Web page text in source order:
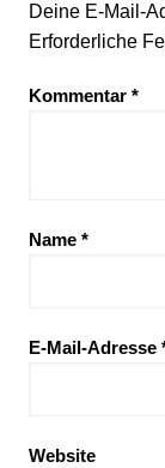
Deine E-Mail-
Erforderliche
Kommentar *
Name *
E-Mail-Adresse
Website